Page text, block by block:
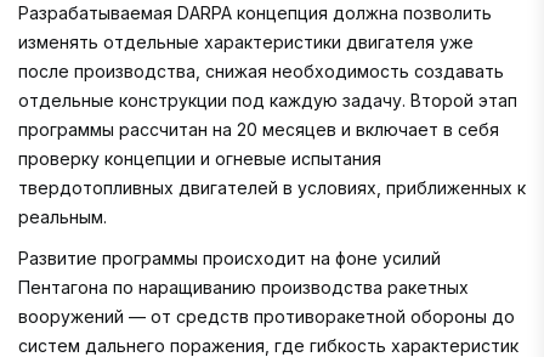
Разрабатываемая DARPA концепция должна позволить
изменять отдельные характеристики двигателя уже
после производства, снижая необходимость создавать
отдельные конструкции под каждую задачу. Второй этап
программы рассчитан на 20 месяцев и включает в себя
проверку концепции и огневые испытания
твердотопливных двигателей в условиях, приближенных к
реальным.
Развитие программы происходит на фоне усилий
Пентагона по наращиванию производства ракетных
вооружений — от средств противоракетной обороны до
систем дальнего поражения, где гибкость характеристик